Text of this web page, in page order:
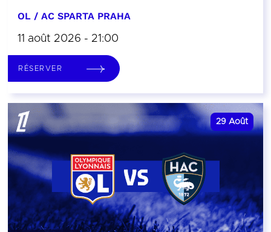
OL / AC SPARTA PRAHA
11 août 2026 - 21:00
RÉSERVER
29 Août